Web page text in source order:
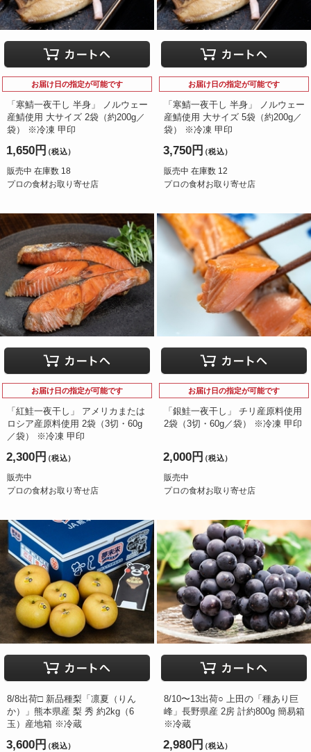
お届け日の指定が可能です
「寒鯖一夜干し 半身」 ノルウェー
産鯖使用 大サイズ 2袋（約200g／
袋） ※冷凍 甲印
1,650円（税込）
販売中 在庫数 18
プロの食材お取り寄せ店
お届け日の指定が可能です
「寒鯖一夜干し 半身」 ノルウェー
産鯖使用 大サイズ 5袋（約200g／
袋） ※冷凍 甲印
3,750円（税込）
販売中 在庫数 12
プロの食材お取り寄せ店
お届け日の指定が可能です
「紅鮭一夜干し」 アメリカまたは
ロシア産原料使用 2袋（3切・60g
／袋） ※冷凍 甲印
2,300円（税込）
販売中
プロの食材お取り寄せ店
お届け日の指定が可能です
「銀鮭一夜干し」 チリ産原料使用
2袋（3切・60g／袋） ※冷凍 甲印
2,000円（税込）
販売中
プロの食材お取り寄せ店
8/8出荷□ 新品種梨「凛夏（りん
か）」熊本県産 梨 秀 約2kg（6
玉）産地箱 ※冷蔵
3,600円（税込）
8/10〜13出荷○ 上田の「種あり巨
峰」長野県産 2房 計約800g 簡易箱
※冷蔵
2,980円（税込）